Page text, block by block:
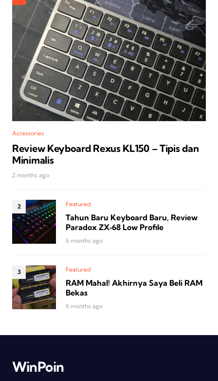
Accessories
Review Keyboard Rexus KL150 – Tipis dan
Minimalis
2 months ago
Featured
Tahun Baru Keyboard Baru, Review
Paradox ZX‑68 Low Profile
6 months ago
Featured
RAM Mahal! Akhirnya Saya Beli RAM
Bekas
6 months ago
WinPoin